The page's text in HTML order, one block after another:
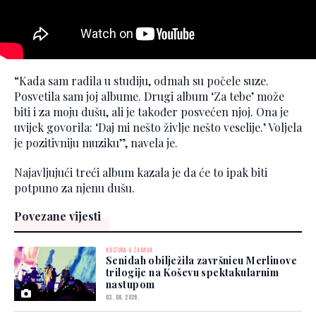
“Kada sam radila u studiju, odmah su počele suze.
Posvetila sam joj albume. Drugi album ‘Za tebe’ može
biti i za moju dušu, ali je također posvećen njoj. Ona je
uvijek govorila: ‘Daj mi nešto življe nešto veselije.’ Voljela
je pozitivniju muziku”, navela je.
Najavljujući treći album kazala je da će to ipak biti
potpuno za njenu dušu.
Povezane vijesti
KULTURA & ZABAVA
Senidah obilježila završnicu Merlinove
trilogije na Koševu spektakularnim
nastupom
03. 08. 2026.